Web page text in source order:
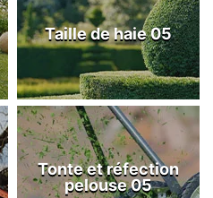
Taille de haie 05
Tonte et réfection
pelouse 05